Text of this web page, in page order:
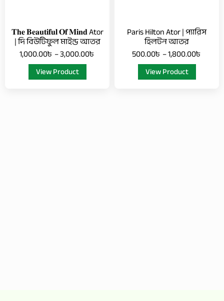
𝐓𝐡𝐞 𝐁𝐞𝐚𝐮𝐭𝐢𝐟𝐮𝐥 𝐎𝐟 𝐌𝐢𝐧𝐝 Ator
| দি বিউটিফুল মাইন্ড আতর
1,000.00৳ –3,000.00৳
View Product
chosen
on
the
product
page
Paris Hilton Ator | প্যারিস
হিলটন আতর
500.00৳ –1,800.00৳
View Product
chosen
on
the
product
page